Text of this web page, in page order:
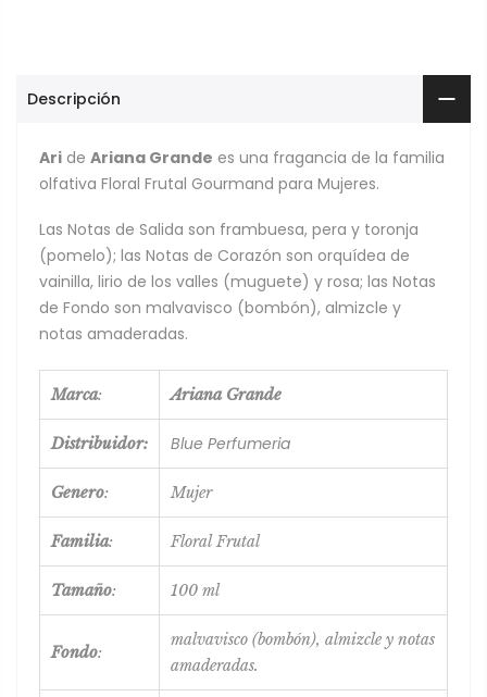
Descripción
Ari de Ariana Grande es una fragancia de la familia
olfativa Floral Frutal Gourmand para Mujeres.
Las Notas de Salida son frambuesa, pera y toronja
(pomelo); las Notas de Corazón son orquídea de
vainilla, lirio de los valles (muguete) y rosa; las Notas
de Fondo son malvavisco (bombón), almizcle y
notas amaderadas.
Marca: Ariana Grande
Distribuidor: Blue Perfumeria
Genero: Mujer
Familia: Floral Frutal
Tamaño: 100 ml
Fondo:
malvavisco (bombón), almizcle y notas
amaderadas.